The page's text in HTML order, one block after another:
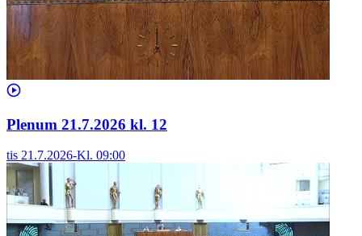
Plenum 21.7.2026 kl. 12
tis 21.7.2026-Kl. 09:00